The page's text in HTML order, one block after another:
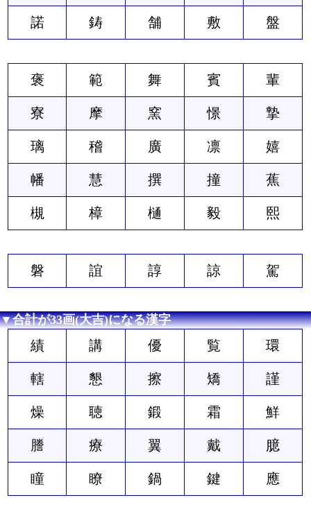
諾 鋳 舗 敷 盤
褒 範 舞 賓 輩
寮 摩 窯 憬 摯
璃 稽 廣 凛 嬉
幡 慧 撰 撞 蕉
槻 樟 樋 毅 熙
磐 誼 諄 諒 駕
▼合計が33画(大吉)になる漢字
績 講 優 覧 環
轄 懇 擦 矯 謹
燥 聴 鍛 霜 鮮
謄 療 翼 戴 臆
瞳 瞭 鍋 鍵 應